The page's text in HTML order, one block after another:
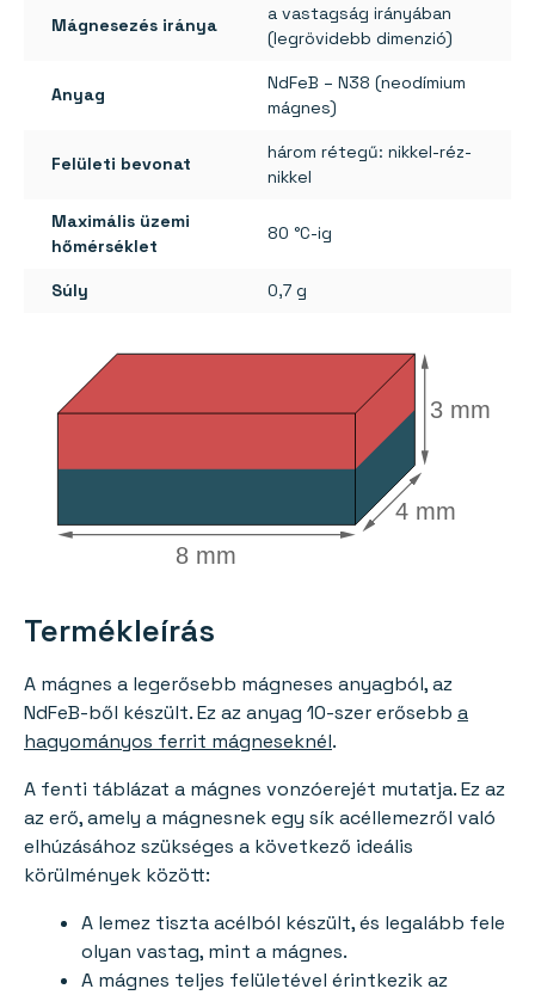
Mágnesezés iránya
a vastagság irányában
(legrövidebb dimenzió)
Anyag
NdFeB – N38 (neodímium
mágnes)
Felületi bevonat
három rétegű: nikkel-réz-
nikkel
Maximális üzemi
hőmérséklet
80 °C-ig
Súly 0,7 g
3 mm
8 mm
4 mm
Termékleírás
A mágnes a legerősebb mágneses anyagból, az
NdFeB-ből készült. Ez az anyag 10-szer erősebb a
hagyományos ferrit mágneseknél.
A fenti táblázat a mágnes vonzóerejét mutatja. Ez az
az erő, amely a mágnesnek egy sík acéllemezről való
elhúzásához szükséges a következő ideális
körülmények között:
A lemez tiszta acélból készült, és legalább fele
olyan vastag, mint a mágnes.
A mágnes teljes felületével érintkezik az